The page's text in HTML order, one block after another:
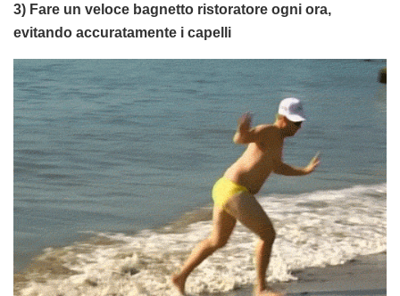
3) Fare un veloce bagnetto ristoratore ogni ora,
evitando accuratamente i capelli